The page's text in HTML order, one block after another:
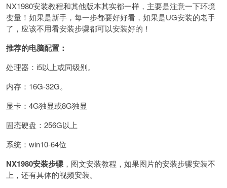
NX1980安装教程和其他版本其实都一样，主要是注意一下环境
变量！如果是新手，每一步都要好好看，如果是UG安装的老手
了，应该不用看安装步骤都可以安装好的！
推荐的电脑配置：
处理器：i5以上或同级别。
内存：16G-32G。
显卡：4G独显或8G独显
固态硬盘：256G以上
系统：win10-64位
NX1980安装步骤 ，图文安装教程，如果图片的安装步骤安装不
上，还有具体的视频安装。